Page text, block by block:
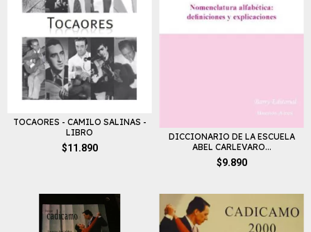
TOCAORES - CAMILO SALINAS -
LIBRO
$11.890
DICCIONARIO DE LA ESCUELA
ABEL CARLEVARO...
$9.890